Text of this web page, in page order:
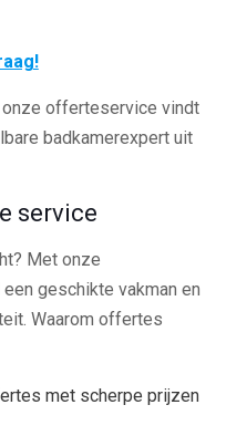
onze offerteservice vindt
badkamerexpert uit
service
Met onze
geschikte vakman en
Waarom offertes
met scherpe prijzen